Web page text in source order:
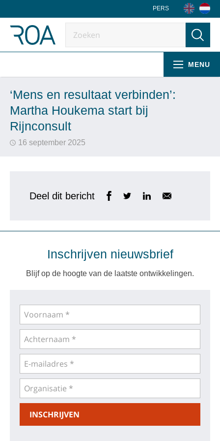
PERS
MENU
‘Mens en resultaat verbinden’:
Martha Houkema start bij
Rijnconsult
16 september 2025
Deel dit bericht
Inschrijven nieuwsbrief
Blijf op de hoogte van de laatste ontwikkelingen.